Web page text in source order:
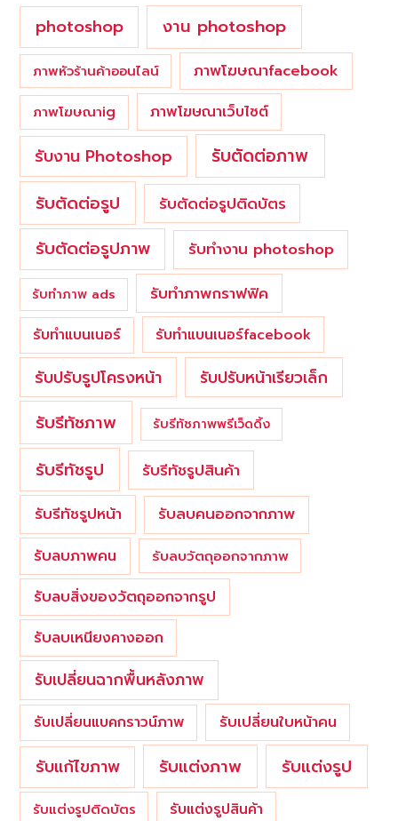
photoshop งาน photoshop
ภาพหัวร้านค้าออนไลน์ ภาพโฆษณาfacebook
ภาพโฆษณาig ภาพโฆษณาเว็บไซต์
รับงาน Photoshop
รับตัดต่อภาพ
รับตัดต่อรูป
รับตัดต่อรูปติดบัตร
รับตัดต่อรูปภาพ รับทำงาน photoshop
รับทำภาพ ads รับทำภาพกราฟฟิค
รับทำแบนเนอร์ รับทำแบนเนอร์facebook
รับปรับรูปโครงหน้า รับปรับหน้าเรียวเล็ก
รับรีทัชภาพ รับรีทัชภาพพรีเว็ดดิ้ง
รับรีทัชรูป
รับรีทัชรูปสินค้า
รับรีทัชรูปหน้า
รับลบคนออกจากภาพ
รับลบภาพคน
รับลบวัตถุออกจากภาพ
รับลบสิ่งของวัตถุออกจากรูป
รับลบเหนียงคางออก
รับเปลี่ยนฉากพื้นหลังภาพ
รับเปลี่ยนแบคกราวน์ภาพ รับเปลี่ยนใบหน้าคน
รับแก้ไขภาพ รับแต่งภาพ รับแต่งรูป
รับแต่งรูปติดบัตร รับแต่งรูปสินค้า